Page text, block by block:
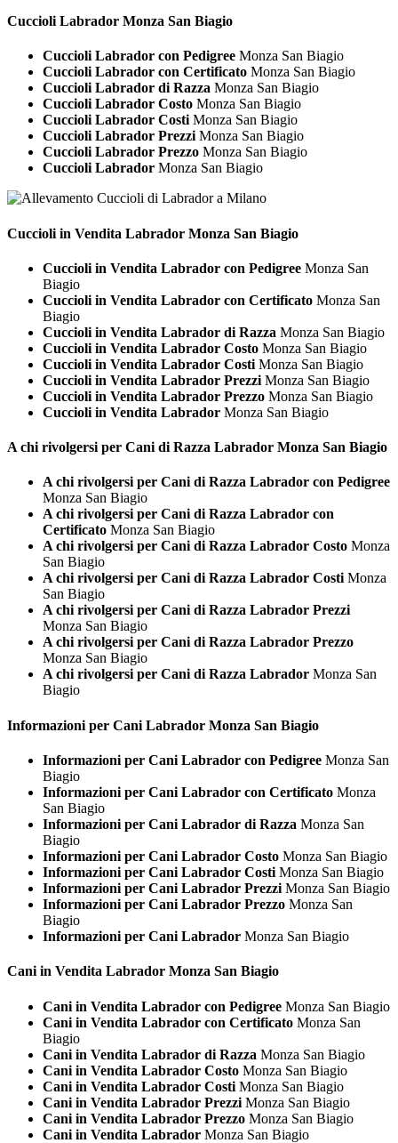
Cuccioli Labrador Monza San Biagio
Cuccioli Labrador con Pedigree Monza San Biagio
Cuccioli Labrador con Certificato Monza San Biagio
Cuccioli Labrador di Razza Monza San Biagio
Cuccioli Labrador Costo Monza San Biagio
Cuccioli Labrador CostiMonza San Biagio
Cuccioli Labrador PrezziMonza San Biagio
Cuccioli Labrador Prezzo Monza San Biagio
Cuccioli Labrador Monza San Biagio
Cuccioli in Vendita Labrador Monza San Biagio
Cuccioli in Vendita Labrador con Pedigree Monza San
Biagio
Cuccioli in Vendita Labrador con Certificato Monza San
Biagio
Cuccioli in Vendita Labrador di Razza Monza San Biagio
Cuccioli in Vendita Labrador Costo Monza San Biagio
Cuccioli in Vendita Labrador Costi Monza San Biagio
Cuccioli in Vendita Labrador Prezzi Monza San Biagio
Cuccioli in Vendita Labrador Prezzo Monza San Biagio
Cuccioli in Vendita Labrador Monza San Biagio
A chi rivolgersi per Cani di Razza Labrador Monza San Biagio
A chi rivolgersi per Cani di Razza Labrador con Pedigree
Monza San Biagio
A chi rivolgersi per Cani di Razza Labrador con
Certificato Monza San Biagio
A chi rivolgersi per Cani di Razza Labrador Costo Monza
San Biagio
A chi rivolgersi per Cani di Razza Labrador CostiMonza
San Biagio
A chi rivolgersi per Cani di Razza Labrador Prezzi
Monza San Biagio
A chi rivolgersi per Cani di Razza Labrador Prezzo
Monza San Biagio
A chi rivolgersi per Cani di Razza Labrador Monza San
Biagio
Informazioni per Cani Labrador Monza San Biagio
Informazioni per Cani Labrador con Pedigree Monza San
Biagio
Informazioni per Cani Labrador con Certificato Monza
San Biagio
Informazioni per Cani Labrador di Razza Monza San
Biagio
Informazioni per Cani Labrador Costo Monza San Biagio
Informazioni per Cani Labrador Costi Monza San Biagio
Informazioni per Cani Labrador Prezzi Monza San Biagio
Informazioni per Cani Labrador Prezzo Monza San
Biagio
Informazioni per Cani Labrador Monza San Biagio
Cani in Vendita Labrador Monza San Biagio
Cani in Vendita Labrador con Pedigree Monza San Biagio
Cani in Vendita Labrador con Certificato Monza San
Biagio
Cani in Vendita Labrador di Razza Monza San Biagio
Cani in Vendita Labrador Costo Monza San Biagio
Cani in Vendita Labrador Costi Monza San Biagio
Cani in Vendita Labrador Prezzi Monza San Biagio
Cani in Vendita Labrador Prezzo Monza San Biagio
Cani in Vendita Labrador Monza San Biagio